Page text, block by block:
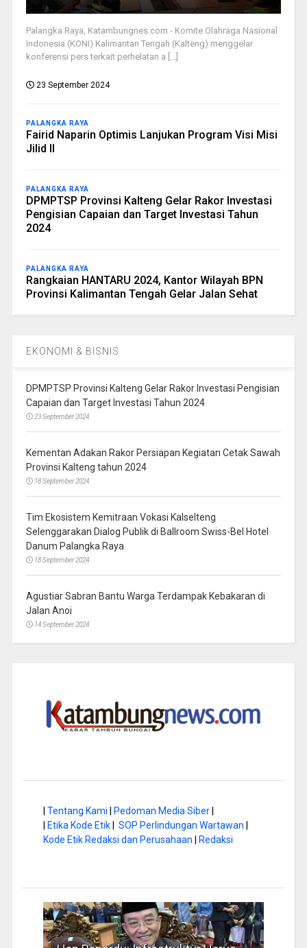
Palangka Raya, Katambungnes.com - Komite Olahraga Nasional
Indonesia (KONI) Kalimantan Tengah (Kalteng) menggelar
konferensi pers terkait perhelatan a [...]
23 September 2024
PALANGKA RAYA
Fairid Naparin Optimis Lanjukan Program Visi Misi
Jilid II
PALANGKA RAYA
DPMPTSP Provinsi Kalteng Gelar Rakor Investasi
Pengisian Capaian dan Target Investasi Tahun
2024
PALANGKA RAYA
Rangkaian HANTARU 2024, Kantor Wilayah BPN
Provinsi Kalimantan Tengah Gelar Jalan Sehat
EKONOMI & BISNIS
DPMPTSP Provinsi Kalteng Gelar Rakor Investasi Pengisian
Capaian dan Target Investasi Tahun 2024
23 September 2024
Kementan Adakan Rakor Persiapan Kegiatan Cetak Sawah
Provinsi Kalteng tahun 2024
18 September 2024
Tim Ekosistem Kemitraan Vokasi Kalselteng
Selenggarakan Dialog Publik di Ballroom Swiss-Bel Hotel
Danum Palangka Raya
18 September 2024
Agustiar Sabran Bantu Warga Terdampak Kebakaran di
Jalan Anoi
14 September 2024
Tentang Kami Pedoman Media Siber|
Etika Kode Etik| SOP Perlindungan Wartawan
Kode Etik Redaksi dan Perusahaan
Redaksi